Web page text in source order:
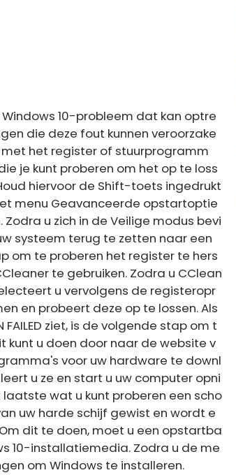
Windows 10-probleem dat kan optre
die deze fout kunnen veroorzake
het register of stuurprogramm
je kunt proberen om het op te loss
hiervoor de Shift-toets ingedrukt
menu Geavanceerde opstartoptie
u zich in de Veilige modus bevi
systeem terug te zetten naar een
om te proberen het register te hers
te gebruiken. Zodra u CClean
u vervolgens de registeropr
en probeert deze op te lossen. Als
FAILED ziet, is de volgende stap om t
kunt u doen door naar de website v
voor uw hardware te downl
u ze en start u uw computer opni
laatste wat u kunt proberen een scho
uw harde schijf gewist en wordt e
dit te doen, moet u een opstartba
10-installatiemedia. Zodra u de me
om Windows te installeren.